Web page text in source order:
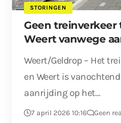
STORINGEN
Geen treinverkeer
Weert vanwege
Weert/Geldrop – Het
en Weert is
aanrijding op het…
7 april 2026 10:16 Geen